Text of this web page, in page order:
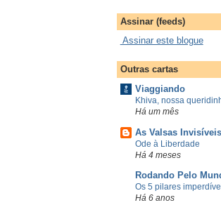
Assinar (feeds)
Assinar este blogue
Outras cartas
Viaggiando
Khiva, nossa
Há um mês
As Valsas Invisíveis
Ode à Liberdade
Há 4 meses
Rodando Pelo
Os 5 pilares
Há 6 anos